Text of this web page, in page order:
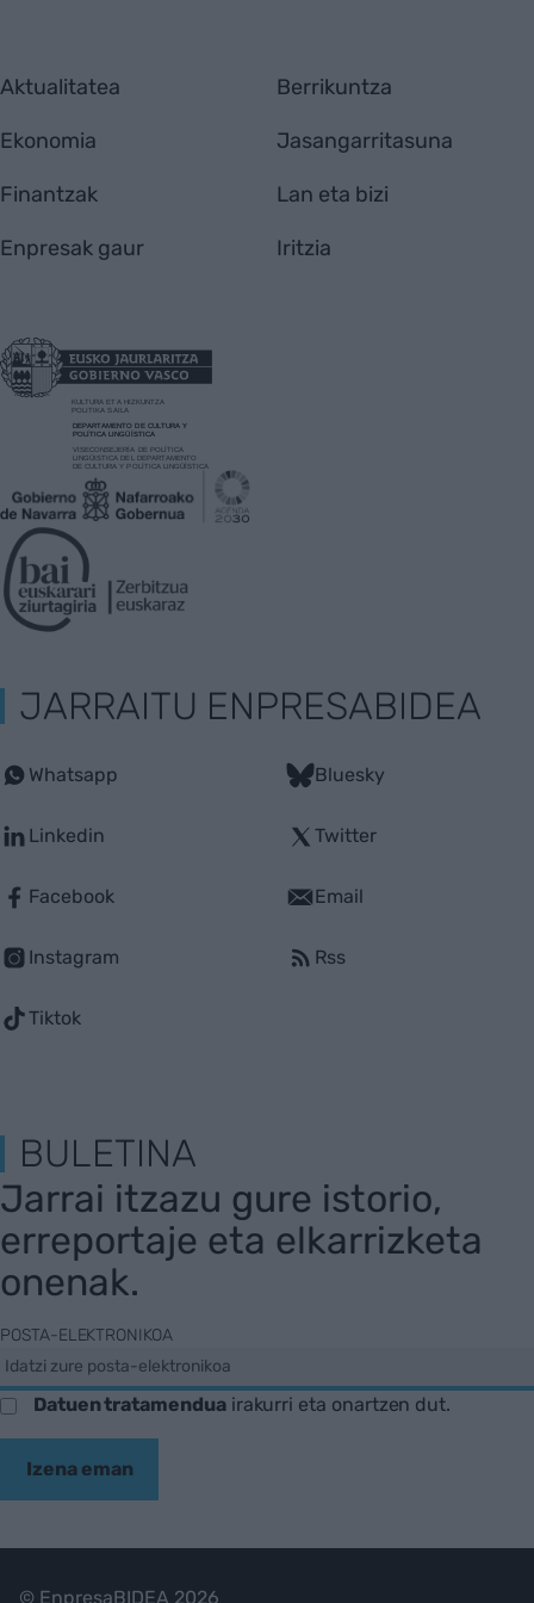
Aktualitatea
Ekonomia
Finantzak
Enpresak gaur
Berrikuntza
Jasangarritasuna
Lan eta bizi
Iritzia
JARRAITU ENPRESABIDEA
Whatsapp
Linkedin
Facebook
Instagram
Tiktok
Bluesky
Twitter
Email
Rss
BULETINA
Jarrai itzazu gure istorio,
erreportaje eta elkarrizketa
onenak.
POSTA-ELEKTRONIKOA
Datuen tratamenduairakurri eta onartzen dut.
Izena eman
© EnpresaBIDEA 2026